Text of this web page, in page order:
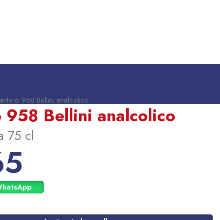
958 Bellini analcolico
958 Bellini analcolico
75 cl